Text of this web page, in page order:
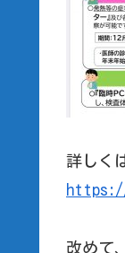
詳しく
https://
改めて